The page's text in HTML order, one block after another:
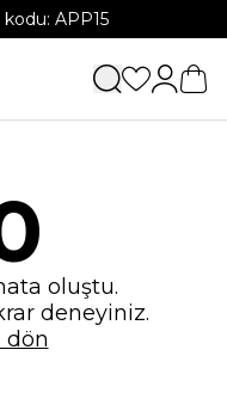
APP15
oluştu.
deneyiniz.
dön